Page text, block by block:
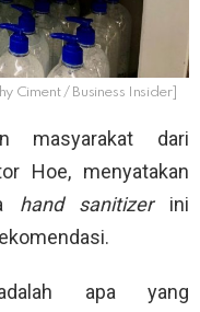
Ciment / Business Insider]
masyarakat dari
Hoe, menyatakan
hand sanitizerini
apa yang